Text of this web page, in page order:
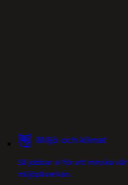
Miljö och klimat
Så jobbar vi för att minska vår
miljöpåverkan.